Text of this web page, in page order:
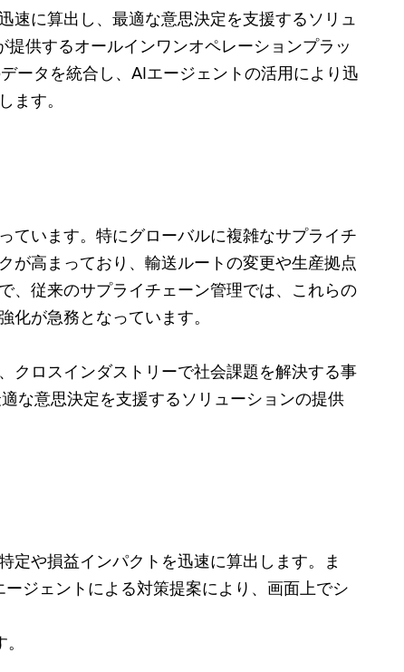
速に算出し、最適な意思決定を支援するソリュ
供するオールインワンオペレーションプラッ
ータを統合し、AIエージェントの活用により迅
ます。
ています。特にグローバルに複雑なサプライチ
が高まっており、輸送ルートの変更や生産拠点
、従来のサプライチェーン管理では、これらの
が急務となっています。
クロスインダストリーで社会課題を解決する事
な意思決定を支援するソリューションの提供
定や損益インパクトを迅速に算出します。ま
ジェントによる対策提案により、画面上でシ